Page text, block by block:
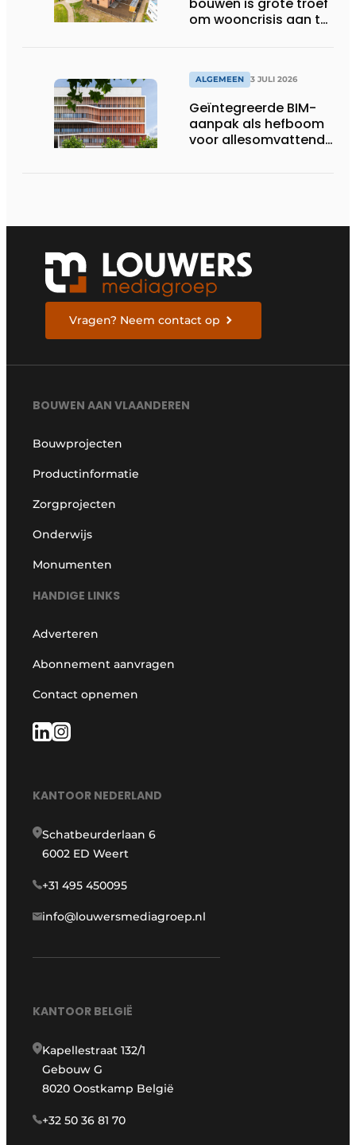
om wooncrisis aan te
ALGEMEEN 3 JULI 2026
Geïntegreerde BIM-
aanpak als hefboom
voor allesomvattende
Vragen? Neem contact op
BOUWEN AAN VLAANDEREN
Bouwprojecten
Productinformatie
Zorgprojecten
Onderwijs
Monumenten
HANDIGE LINKS
Adverteren
Abonnement aanvragen
Contact opnemen
KANTOOR NEDERLAND
Schatbeurderlaan 6
6002 ED Weert
+31 495 450095
info@louwersmediagroep.nl
KANTOOR BELGIË
Kapellestraat 132/1
Gebouw G
8020 Oostkamp België
+32 50 36 81 70